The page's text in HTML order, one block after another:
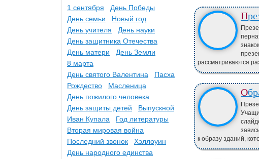
рассматриваются
к образу зданий,
1 сентября
День Победы
День семьи
Новый год
День учителя
День науки
День защитника Отечества
День матери
День Земли
8 марта
День святого Валентина
Пасха
Рождество
Масленица
День пожилого человека
День защиты детей
Выпускной
Иван Купала
Год литературы
Вторая мировая война
Последний звонок
Хэллоуин
День народного единства